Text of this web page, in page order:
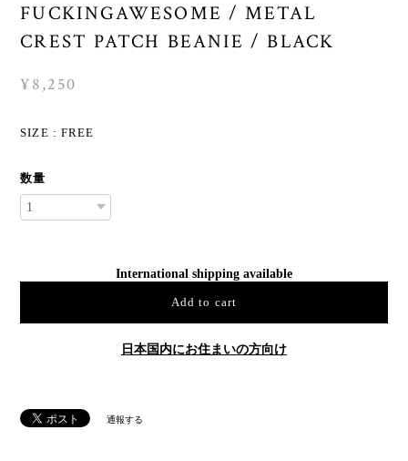
FUCKINGAWESOME / METAL
CREST PATCH BEANIE / BLACK
¥8,250
SIZE : FREE
数量
International shipping available
Add to cart
日本国内にお住まいの方向け
通報する